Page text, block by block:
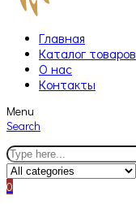
Главная
Каталог товаров
О нас
Контакты
Menu
Search
0